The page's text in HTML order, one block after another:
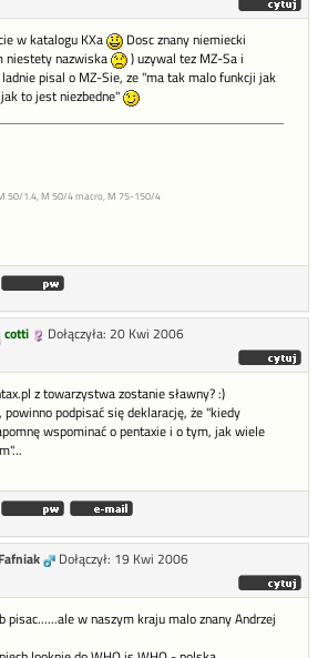
w katalogu KXa
Dosc znany niemiecki
niestety nazwiska
) uzywal tez MZ-Sa i
pisal o MZ-Sie, ze "ma tak malo funkcji jak
to jest niezbedne"
50/1.4, M 50/4 macro, M 75-150/4
cotti
Dołączyła: 20 Kwi 2006
z towarzystwa zostanie sławny? :)
podpisać się deklarację, że "kiedy
wspominać o pentaxie i o tym, jak wiele
Fafniak
Dołączył: 19 Kwi 2006
pisac......ale w naszym kraju malo znany Andrzej